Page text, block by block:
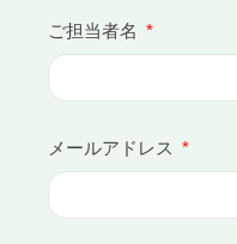
ご担当者名
メールアドレス